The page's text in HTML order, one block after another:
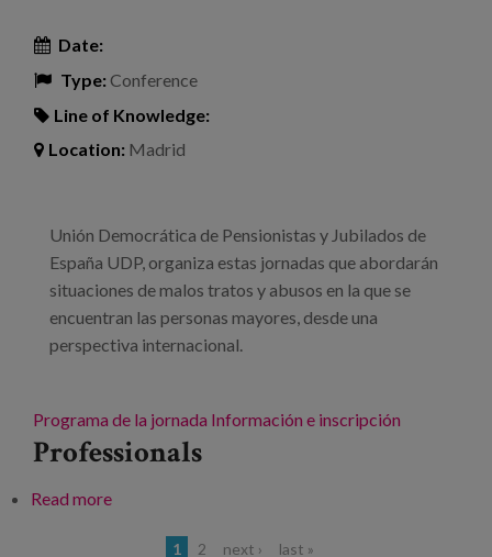
Date:
Type:Conference
Line of Knowledge:
Location: Madrid
Unión Democrática de Pensionistas y Jubilados de
España UDP, organiza estas jornadas que abordarán
situaciones de malos tratos y abusos en la que se
encuentran las personas mayores, desde una
perspectiva internacional.
Programa de la jornada Información e inscripción
Professionals
Read moreabout I Jornadas Internacionales sobre Malos
1 2 next › last »